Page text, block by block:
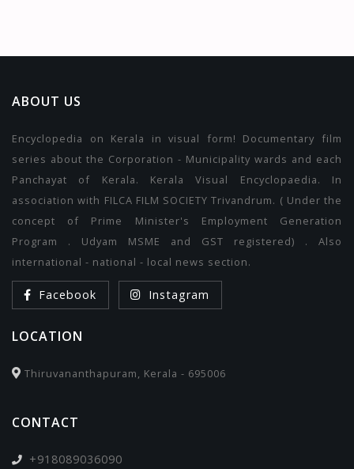
ABOUT US
Encyclopedia on Kerala in visual form! Documentary film
series about the Corporation - Municipality wards and each
Panchayat of Kerala. Kerala Visual Encyclopaedia. In
association with FILCA FILM SOCIETY Trivandrum. ( Under the
concept of Prime Minister's Employment Generation
Program . Udyam MSME and GST registered) . Also
international - national - local news section.
Facebook Instagram
LOCATION
Thiruvananthapuram, Kerala - 695006
CONTACT
+918089036090